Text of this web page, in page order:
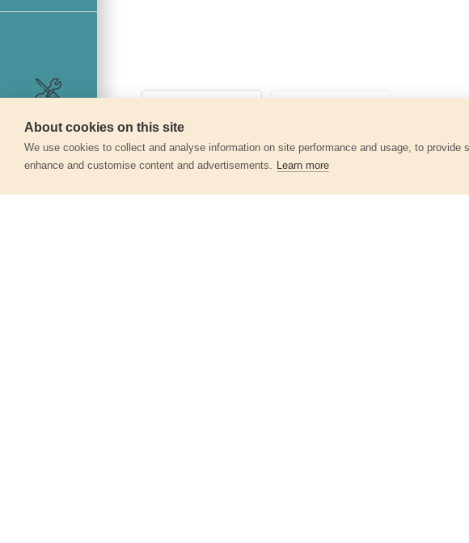
Szerviz
About cookies on this site
We use cookies to collect and analyse information on site performance and usage, to provide
enhance and customise content and advertisements. Learn more